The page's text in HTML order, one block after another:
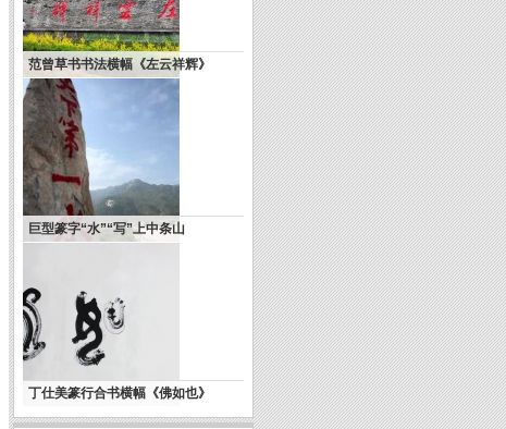
范曾草书书法横幅《左云祥辉》
巨型篆字“水”“写”上中条山
丁仕美篆行合书横幅《佛如也》
关于大巧若拙美学观的若干思考